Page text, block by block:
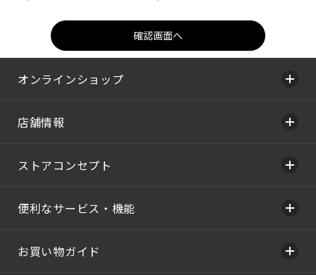
オンラインショップ
店舗情報
ストアコンセプト
便利なサービス・機能
お買い物ガイド